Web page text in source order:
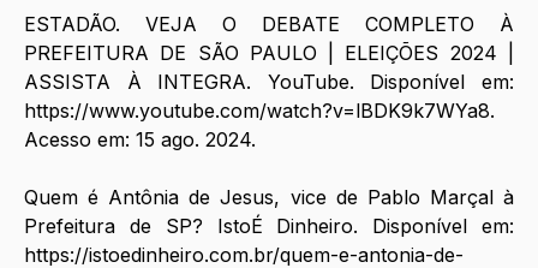
ESTADÃO. VEJA O DEBATE COMPLETO À
PREFEITURA DE SÃO PAULO | ELEIÇÕES 2024 |
https://www.youtube.com/watch?v=lBDK9k7WYa8.
Acesso em: 15 ago. 2024.
‌Quem é Antônia de Jesus, vice de Pablo Marçal à
https://istoedinheiro.com.br/quem-e-antonia-de-